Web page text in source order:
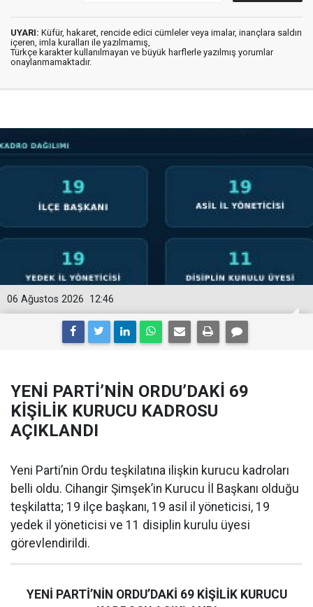
UYARI: Küfür, hakaret, rencide edici cümleler veya imalar, inançlara saldırı
içeren, imla kuralları ile yazılmamış,
Türkçe karakter kullanılmayan ve büyük harflerle yazılmış yorumlar
onaylanmamaktadır.
12:46
06 Ağustos 2026
YENİ PARTİ’NİN ORDU’DAKİ 69
KİŞİLİK KURUCU KADROSU
AÇIKLANDI
Yeni Parti’nin Ordu teşkilatına ilişkin kurucu kadroları
belli oldu. Cihangir Şimşek’in Kurucu İl Başkanı olduğu
teşkilatta; 19 ilçe başkanı, 19 asil il yöneticisi, 19
yedek il yöneticisi ve 11 disiplin kurulu üyesi
görevlendirildi.
YENİ PARTİ’NİN ORDU’DAKİ 69 KİŞİLİK KURUCU